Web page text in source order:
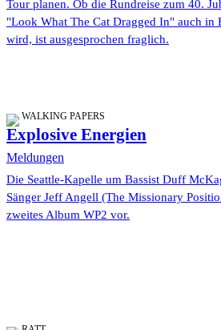
Tour planen. Ob die Rundreise zum 40.
"Look What The Cat Dragged In" auch in
wird, ist ausgesprochen fraglich.
WALKING PAPERS
Explosive Energien
Meldungen
Die Seattle-Kapelle um Bassist Duff
Sänger Jeff Angell (The Missionary
zweites Album WP2 vor.